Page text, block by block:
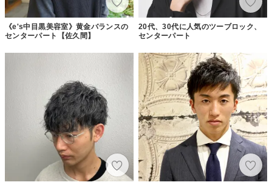
《e's中目黒美容室》黄金バランスの
センターパート【佐久間】
20代、30代に人気のツーブロック、
センターパート